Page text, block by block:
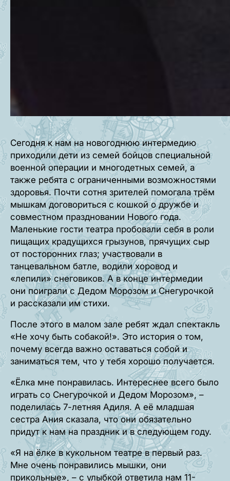
Сегодня к нам на новогоднюю интермедию
приходили дети из семей бойцов специальной
военной операции и многодетных семей, а
также ребята с ограниченными возможностями
здоровья. Почти сотня зрителей помогала трём
мышкам договориться с кошкой о дружбе и
совместном праздновании Нового года.
Маленькие гости театра пробовали себя в роли
пищащих крадущихся грызунов, прячущих сыр
от посторонних глаз; участвовали в
танцевальном батле, водили хоровод и
«лепили» снеговиков. А в конце интермедии
они поиграли с Дедом Морозом и Снегурочкой
и рассказали им стихи.
После этого в малом зале ребят ждал спектакль
«Не хочу быть собакой!». Это история о том,
почему всегда важно оставаться собой и
заниматься тем, что у тебя хорошо получается.
«Ёлка мне понравилась. Интереснее всего было
играть со Снегурочкой и Дедом Морозом», –
поделилась 7-летняя Адиля. А её младшая
сестра Ания сказала, что они обязательно
придут к нам на праздник и в следующем году.
«Я на ёлке в кукольном театре в первый раз.
Мне очень понравились мышки, они
прикольные», – с улыбкой ответила нам 11-